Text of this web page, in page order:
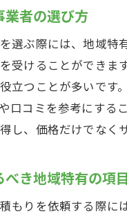
者の選び方
選ぶ際には、地域特
受けることができま
立つことが多いで
口コミを参考にする
し、価格だけでな
き地域特有の項
もりを依頼する際に